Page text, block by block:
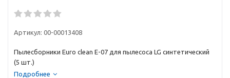
Артикул: 00-00013408
Пылесборники Euro clean E-07 для пылесоса LG cинтетический
(5 шт.)
Подробнее